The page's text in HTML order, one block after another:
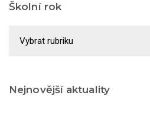
Školní rok
Nejnovější aktuality